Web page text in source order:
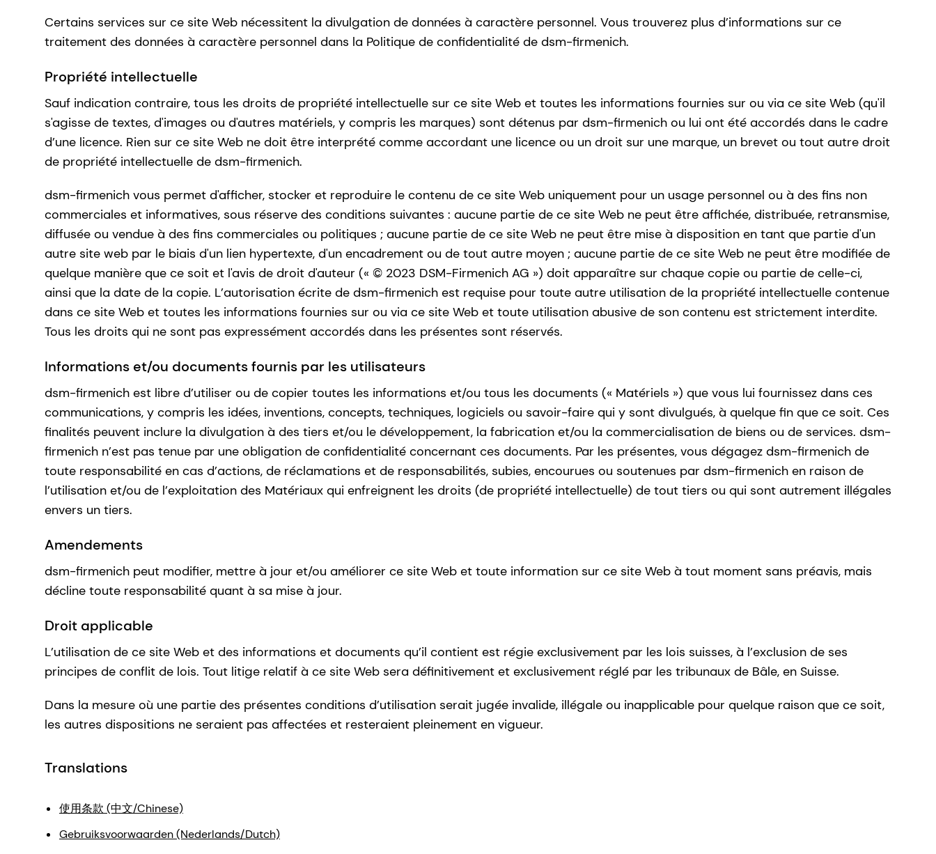
Certains services sur ce site Web nécessitent la divulgation de données à caractère personnel. Vous trouverez plus d’informations sur ce
traitement des données à caractère personnel dans la Politique de confidentialité de dsm-firmenich.
Propriété intellectuelle
Sauf indication contraire, tous les droits de propriété intellectuelle sur ce site Web et toutes les informations fournies sur ou via ce site Web (qu'il
s'agisse de textes, d'images ou d'autres matériels, y compris les marques) sont détenus par dsm-firmenich ou lui ont été accordés dans le cadre
d’une licence. Rien sur ce site Web ne doit être interprété comme accordant une licence ou un droit sur une marque, un brevet ou tout autre droit
de propriété intellectuelle de dsm-firmenich.
dsm-firmenich vous permet d'afficher, stocker et reproduire le contenu de ce site Web uniquement pour un usage personnel ou à des fins non
commerciales et informatives, sous réserve des conditions suivantes : aucune partie de ce site Web ne peut être affichée, distribuée, retransmise,
diffusée ou vendue à des fins commerciales ou politiques ; aucune partie de ce site Web ne peut être mise à disposition en tant que partie d'un
autre site web par le biais d'un lien hypertexte, d'un encadrement ou de tout autre moyen ; aucune partie de ce site Web ne peut être modifiée de
quelque manière que ce soit et l'avis de droit d'auteur (« © 2023 DSM-Firmenich AG ») doit apparaître sur chaque copie ou partie de celle-ci,
ainsi que la date de la copie. L’autorisation écrite de dsm-firmenich est requise pour toute autre utilisation de la propriété intellectuelle contenue
dans ce site Web et toutes les informations fournies sur ou via ce site Web et toute utilisation abusive de son contenu est strictement interdite.
Tous les droits qui ne sont pas expressément accordés dans les présentes sont réservés.
Informations et/ou documents fournis par les utilisateurs
dsm-firmenich est libre d’utiliser ou de copier toutes les informations et/ou tous les documents (« Matériels ») que vous lui fournissez dans ces
communications, y compris les idées, inventions, concepts, techniques, logiciels ou savoir-faire qui y sont divulgués, à quelque fin que ce soit. Ces
finalités peuvent inclure la divulgation à des tiers et/ou le développement, la fabrication et/ou la commercialisation de biens ou de services. dsm-
firmenich n’est pas tenue par une obligation de confidentialité concernant ces documents. Par les présentes, vous dégagez dsm-firmenich de
toute responsabilité en cas d’actions, de réclamations et de responsabilités, subies, encourues ou soutenues par dsm-firmenich en raison de
l’utilisation et/ou de l’exploitation des Matériaux qui enfreignent les droits (de propriété intellectuelle) de tout tiers ou qui sont autrement illégales
envers un tiers.
Amendements
dsm-firmenich peut modifier, mettre à jour et/ou améliorer ce site Web et toute information sur ce site Web à tout moment sans préavis, mais
décline toute responsabilité quant à sa mise à jour.
Droit applicable
L’utilisation de ce site Web et des informations et documents qu’il contient est régie exclusivement par les lois suisses, à l’exclusion de ses
principes de conflit de lois. Tout litige relatif à ce site Web sera définitivement et exclusivement réglé par les tribunaux de Bâle, en Suisse.
Dans la mesure où une partie des présentes conditions d’utilisation serait jugée invalide, illégale ou inapplicable pour quelque raison que ce soit,
les autres dispositions ne seraient pas affectées et resteraient pleinement en vigueur.
Translations
使用条款 (中文/Chinese)
Gebruiksvoorwaarden (Nederlands/Dutch)